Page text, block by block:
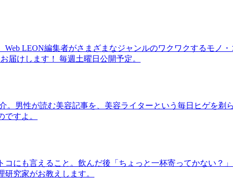
LEON編集者がさまざまなジャンルのワクワクするモノ
届けします！ 毎週土曜日公開予定。
男性が読む美容記事を、美容ライターという毎日ヒゲを剃
すよ。
にも言えること。飲んだ後「ちょっと一杯寄ってかない？
究家がお教えします。